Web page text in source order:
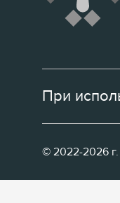
При
© 2022-2026 г.